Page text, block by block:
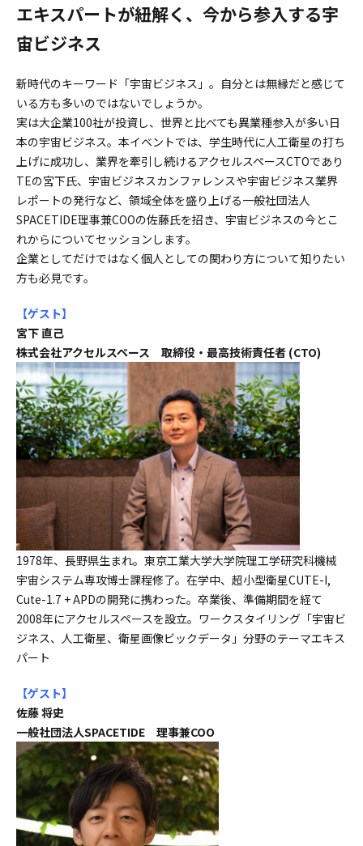
エキスパートが紐解く、今から参入する宇
宙ビジネス
新時代のキーワード「宇宙ビジネス」。自分とは無縁だと感じて
いる方も多いのではないでしょうか。
実は大企業100社が投資し、世界と比べても異業種参入が多い日
本の宇宙ビジネス。本イベントでは、学生時代に人工衛星の打ち
上げに成功し、業界を牽引し続けるアクセルスペースCTOであり
TEの宮下氏、宇宙ビジネスカンファレンスや宇宙ビジネス業界
レポートの発行など、領域全体を盛り上げる一般社団法人
SPACETIDE理事兼COOの佐藤氏を招き、宇宙ビジネスの今とこ
れからについてセッションします。
企業としてだけではなく個人としての関わり方について知りたい
方も必見です。
【ゲスト】
宮下 直己
株式会社アクセルスペース 取締役・最高技術責任者 (CTO)
1978年、長野県生まれ。東京工業大学大学院理工学研究科機械
宇宙システム専攻博士課程修了。在学中、超小型衛星CUTE-I,
Cute-1.7 + APDの開発に携わった。卒業後、準備期間を経て
2008年にアクセルスペースを設立。ワークスタイリング「宇宙ビ
ジネス、人工衛星、衛星画像ビックデータ」分野のテーマエキス
パート
【ゲスト】
佐藤 将史
一般社団法人SPACETIDE 理事兼COO